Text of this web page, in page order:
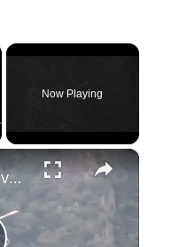
Now Playing
×
Indignación por vuelos ilegales en la Quebrada del Condorito